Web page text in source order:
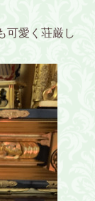
可愛く荘厳し